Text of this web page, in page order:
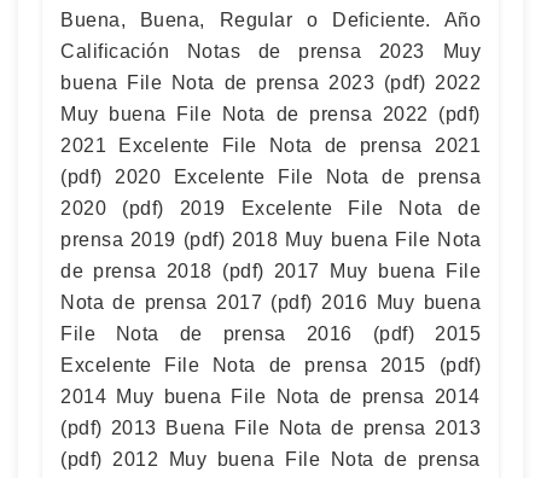
Buena, Buena, Regular o Deficiente. Año
Calificación Notas de prensa 2023 Muy
buena File Nota de prensa 2023 (pdf) 2022
Muy buena File Nota de prensa 2022 (pdf)
2021 Excelente File Nota de prensa 2021
(pdf) 2020 Excelente File Nota de prensa
2020 (pdf) 2019 Excelente File Nota de
prensa 2019 (pdf) 2018 Muy buena File Nota
de prensa 2018 (pdf) 2017 Muy buena File
Nota de prensa 2017 (pdf) 2016 Muy buena
File Nota de prensa 2016 (pdf) 2015
Excelente File Nota de prensa 2015 (pdf)
2014 Muy buena File Nota de prensa 2014
(pdf) 2013 Buena File Nota de prensa 2013
(pdf) 2012 Muy buena File Nota de prensa